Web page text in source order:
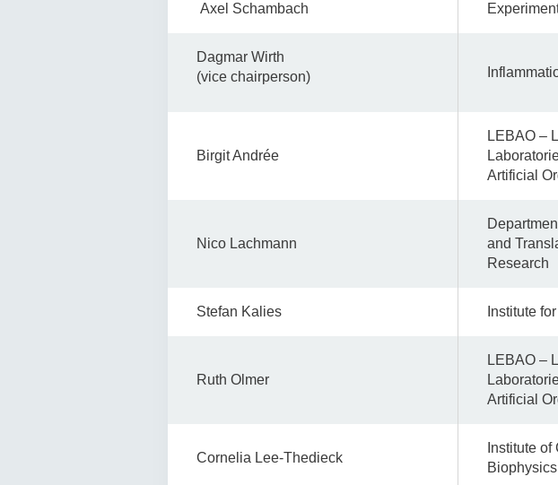
Axel Schambach
Dagmar Wirth
(vice chairperson)
Birgit Andrée
LEBAO –
Artificial
Nico Lachmann
and
Research
Stefan Kalies Institute
Ruth Olmer
LEBAO –
Artificial
Cornelia Lee-Thedieck
Institute
Biophysics